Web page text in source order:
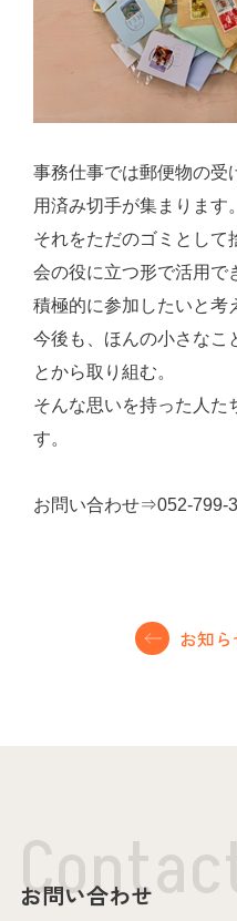
事務仕事では郵便物の受
用済み切手が集まります。
それをただのゴミとして
会の役に立つ形で活用で
積極的に参加したいと考
今後も、ほんの小さなこ
とから取り組む。
そんな思いを持った人た
す。
お問い合わせ⇒052-799-
お知
お問い合わせ
Contac